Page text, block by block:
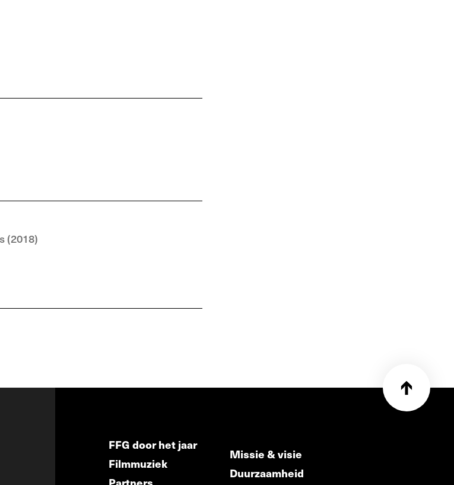
(2018)
FFG door het jaar
Filmmuziek
Missie & visie
Duurzaamheid